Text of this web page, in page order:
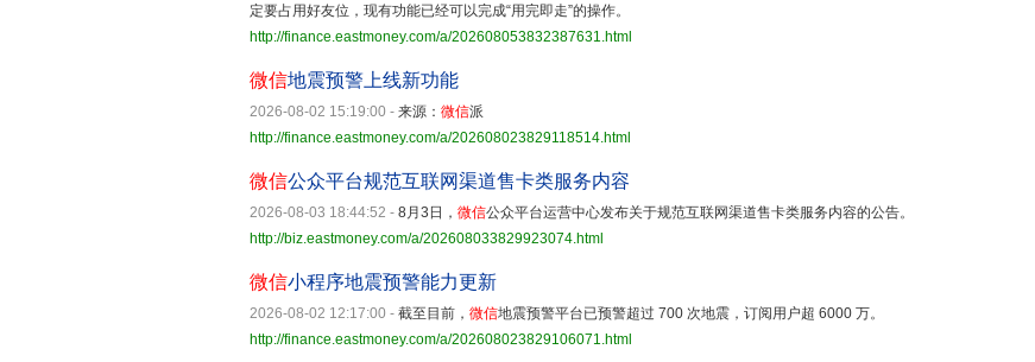
定要占用好友位，现有功能已经可以完成“用完即走”的操作。
http://finance.eastmoney.com/a/202608053832387631.html
微信地震预警上线新功能
2026-08-02 15:19:00 - 来源： 微信派
http://finance.eastmoney.com/a/202608023829118514.html
微信公众平台规范互联网渠道售卡类服务内容
2026-08-03 18:44:52 - 8月3日， 微信公众平台运营中心发布关于规范互联网渠道售卡类服务内容的公告。
http://biz.eastmoney.com/a/202608033829923074.html
微信小程序地震预警能力更新
2026-08-02 12:17:00 - 截至目前， 微信地震预警平台已预警超过 700 次地震，订阅用户超 6000 万。
http://finance.eastmoney.com/a/202608023829106071.html